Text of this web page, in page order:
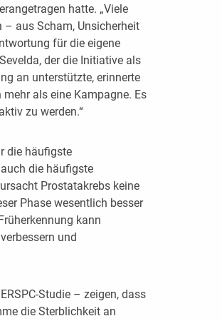
hatte. „Viele
– aus Scham, Unsicherheit
für die eigene
der die Initiative als
an unterstützte, erinnerte
als eine Kampagne. Es
zu werden.“
die häufigste
die häufigste
Prostatakrebs keine
Phase wesentlich besser
kann
und
Studie – zeigen, dass
die Sterblichkeit an